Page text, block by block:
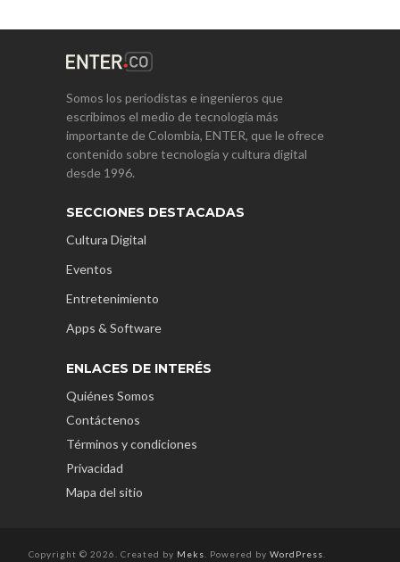
Somos los periodistas e ingenieros que
escribimos el medio de tecnología más
importante de Colombia, ENTER, que le ofrece
contenido sobre tecnología y cultura digital
desde 1996.
SECCIONES DESTACADAS
Cultura Digital
Eventos
Entretenimiento
Apps & Software
ENLACES DE INTERÉS
Quiénes Somos
Contáctenos
Términos y condiciones
Privacidad
Mapa del sitio
Copyright © 2026. Created by Meks. Powered by WordPress.